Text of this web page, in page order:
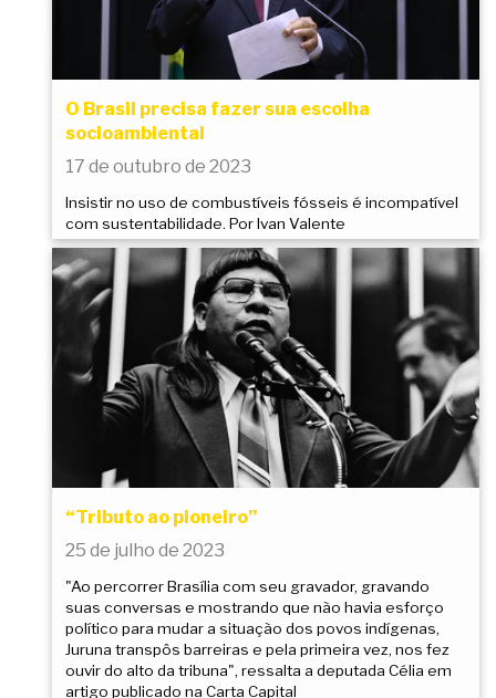
O Brasil precisa fazer sua escolha
socioambiental
17 de outubro de 2023
Insistir no uso de combustíveis fósseis é incompatível
com sustentabilidade. Por Ivan Valente
“Tributo ao pioneiro”
25 de julho de 2023
"Ao percorrer Brasília com seu gravador, gravando
suas conversas e mostrando que não havia esforço
político para mudar a situação dos povos indígenas,
Juruna transpôs barreiras e pela primeira vez, nos fez
ouvir do alto da tribuna", ressalta a deputada Célia em
artigo publicado na Carta Capital